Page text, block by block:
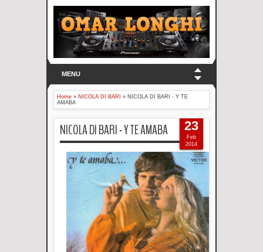
MENU
Home » NICOLA DI BARI » NICOLA DI BARI - Y TE
AMABA
NICOLA DI BARI - Y TE AMABA 23
Feb
2014